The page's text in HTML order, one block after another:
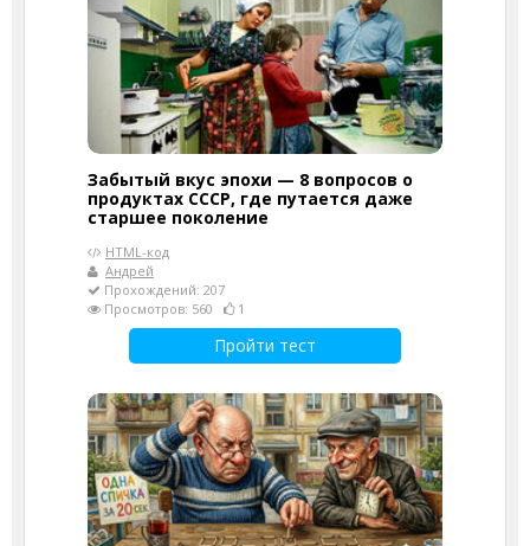
Забытый вкус эпохи — 8 вопросов о
продуктах СССР, где путается даже
старшее поколение
HTML-код
Андрей
Прохождений: 207
Просмотров: 560
1
Пройти тест